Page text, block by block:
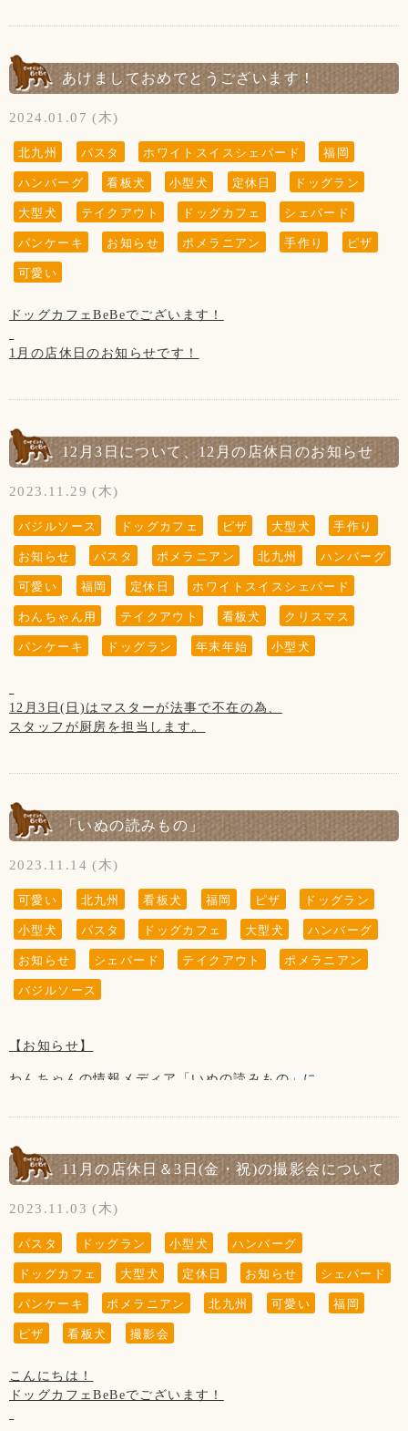
ドッグカフェBeBeが紹介されました！</p>
詳細は以下よりご覧下さい！</p>
<p><a href="https://petcare-station.com/media/inugoods-
osusume/">犬のおすすめグッズ13選！買ってよかった実用的
あけましておめでとうございます！
2024.01.07 (木)
北九州 パスタ ホワイトスイスシェパード 福岡
ハンバーグ 看板犬 小型犬 定休日 ドッグラン
大型犬 テイクアウト ドッグカフェ シェパード
パンケーキ お知らせ ポメラニアン 手作り ピザ
可愛い
ドッグカフェBeBeでございます！
1月の店休日のお知らせです！
12月3日について、12月の店休日のお知らせ
2023.11.29 (木)
バジルソース ドッグカフェ ピザ 大型犬 手作り
お知らせ パスタ ポメラニアン 北九州 ハンバーグ
可愛い 福岡 定休日 ホワイトスイスシェパード
わんちゃん用 テイクアウト 看板犬 クリスマス
パンケーキ ドッグラン 年末年始 小型犬
12月3日(日)はマスターが法事で不在の為、
スタッフが厨房を担当します。
お時間を頂きます。
よろしくお願いいたします！
【12月店休日】
第3水曜日の20日、
大晦日の31日がお休みです。
※28日(木)は営業致します。
「いぬの読みもの」
2023.11.14 (木)
可愛い 北九州 看板犬 福岡 ピザ ドッグラン
小型犬 パスタ ドッグカフェ 大型犬 ハンバーグ
お知らせ シェパード テイクアウト ポメラニアン
バジルソース
【お知らせ】
わんちゃんの情報メディア「 いぬの読みもの 」に
是非、ご覧くだいませ！
詳細は下記をご覧ぐたさい↓
犬のおすすめグッズ13選！買ってよかった実用的なアイテム
11月の店休日＆3日(金・祝)の撮影会について
2023.11.03 (木)
パスタ ドッグラン 小型犬 ハンバーグ
ドッグカフェ 大型犬 定休日 お知らせ シェパード
パンケーキ ポメラニアン 北九州 可愛い 福岡
ピザ 看板犬 撮影会
こんにちは！
ドッグカフェBeBeでございます！